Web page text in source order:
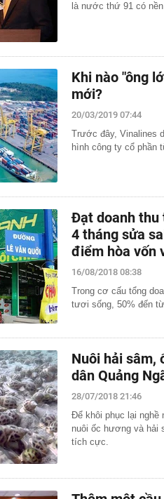
là nước thứ 91 có
Khi nào "ông
mới?
20/03/2019 07:44
Trước đây, Vinalines
hình công ty cổ phần
Đạt doanh thu
4 tháng sửa
điểm hòa vốn
16/08/2018 08:38
Trong cơ cấu tổng
tươi sống, 50% đến
Nuôi hải sâm,
dân Quảng
28/07/2018 21:46
Để khôi phục lại nghề
nuôi ốc hương và hải
tích cực.